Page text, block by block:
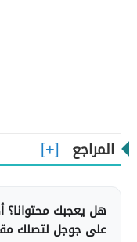
المراجع
هل يعجبك
على جوجل لتصلك